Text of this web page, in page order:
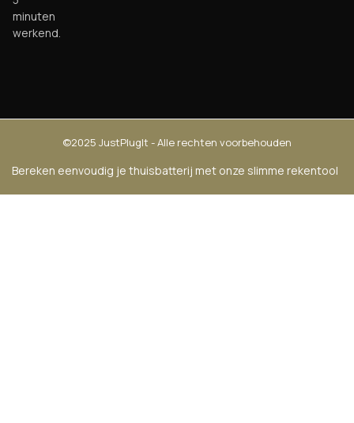
minuten
werkend.
©2025 JustPlugIt - Alle rechten voorbehouden
Bereken eenvoudig je thuisbatterij met onze slimme rekentool